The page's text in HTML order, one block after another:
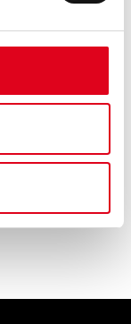
del Centre
(Georgina